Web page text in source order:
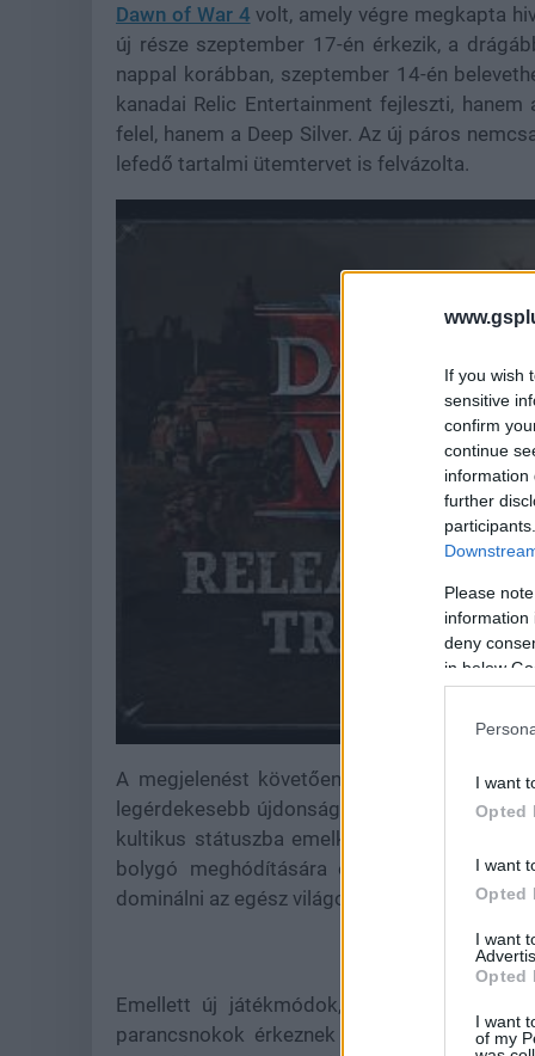
If you wish
sensitive
confirm
continue
information
further
Please
information
deny
in below
I want
Opted
I want
Opted
I want
Opted
I want
of my
Dawn of War 4 volt, amely végre megkapta
új része szeptember 17-én érkezik, a
nappal korábban, szeptember 14-én
kanadai Relic Entertainment fejleszti,
felel, hanem a Deep Silver. Az új páros
lefedő tartalmi ütemtervet is felvázolta.
A megjelenést követően ingyenes
legérdekesebb újdonság a Crusade Mode
kultikus státuszba emelkedett Dark
bolygó meghódítására épülő stratégiai
dominálni az egész világot.
Emellett új játékmódok, pályacsomagok
parancsnokok érkeznek majd saját